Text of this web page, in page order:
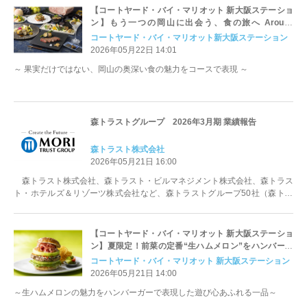
【コートヤード・バイ・マリオット 新大阪ステーショ
ン】もう一つの岡山に出会う、食の旅へ Around
Japan vol.28 「Discover Okayama」を発売
コートヤード・バイ・マリオット新大阪ステーション
2026年05月22日 14:01
～ 果実だけではない、岡山の奥深い食の魅力をコースで表現 ～
森トラストグループ 2026年3月期 業績報告
森トラスト株式会社
2026年05月21日 16:00
森トラスト株式会社、森トラスト・ビルマネジメント株式会社、森トラス
ト・ホテルズ＆リゾーツ株式会社など、森トラストグループ50社（森トラ
【コートヤード・バイ・マリオット 新大阪ステーショ
ン】夏限定！前菜の定番“生ハムメロン”をハンバーガ
ーに「JAMÓN SERRANO & MELON BURGER」を発
売
コートヤード・バイ・マリオット 新大阪ステーション
2026年05月21日 14:00
～生ハムメロンの魅力をハンバーガーで表現した遊び心あふれる一品～